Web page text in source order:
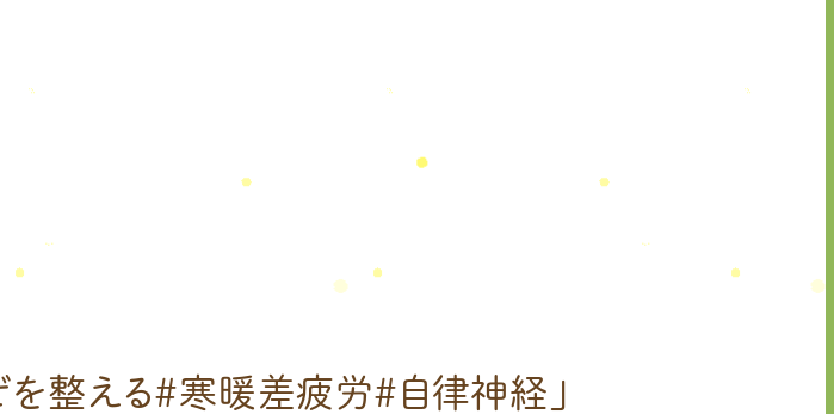
を整える＃寒暖差疲労＃自律神経」